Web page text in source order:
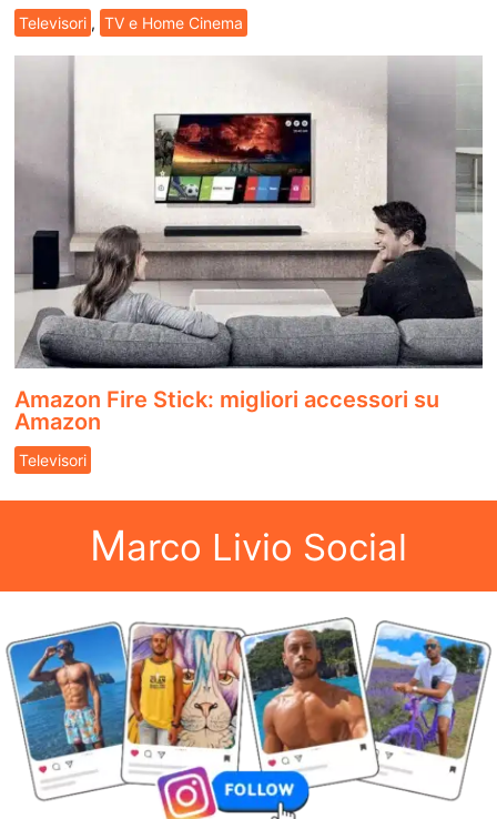
Televisori , TV e Home Cinema
Amazon Fire Stick: migliori accessori su
Amazon
Televisori
Marco Livio Social